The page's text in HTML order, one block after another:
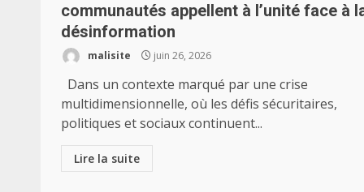
communautés appellent à l’unité face à
désinformation
malisite juin 26, 2026
Dans un contexte marqué par une crise
multidimensionnelle, où les défis sécuritaires,
politiques et sociaux continuent...
Lire la suite